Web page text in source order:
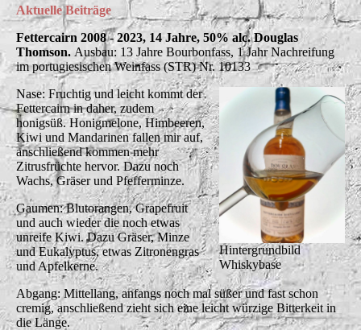
Aktuelle Beiträge
Fettercairn 2008 - 2023, 14 Jahre, 50% alc. Douglas
Thomson. Ausbau: 13 Jahre Bourbonfass, 1 Jahr Nachreifung
im portugiesischen Weinfass (STR) Nr. 10133
Hintergrundbild
Whiskybase
Nase: Fruchtig und leicht kommt der
Fettercairn in daher, zudem
honigsüß. Honigmelone, Himbeeren,
Kiwi und Mandarinen fallen mir auf,
anschließend kommen mehr
Zitrusfrüchte hervor. Dazu noch
Wachs, Gräser und Pfefferminze.
Gaumen: Blutorangen, Grapefruit
und auch wieder die noch etwas
unreife Kiwi. Dazu Gräser, Minze
und Eukalyptus, etwas Zitronengras
und Apfelkerne.
Abgang: Mittellang, anfangs noch mal süßer und fast schon
cremig, anschließend zieht sich eine leicht würzige Bitterkeit in
die Länge.